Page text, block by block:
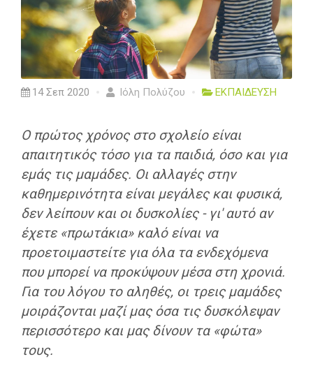
14 Σεπ 2020 Ιόλη Πολύζου ΕΚΠΑΙΔΕΥΣΗ
Ο πρώτος χρόνος στο σχολείο είναι
απαιτητικός τόσο για τα παιδιά, όσο και για
εμάς τις μαμάδες. Οι αλλαγές στην
καθημερινότητα είναι μεγάλες και φυσικά,
δεν λείπουν και οι δυσκολίες - γι' αυτό αν
έχετε «πρωτάκια» καλό είναι να
προετοιμαστείτε για όλα τα ενδεχόμενα
που μπορεί να προκύψουν μέσα στη χρονιά.
Για του λόγου το αληθές, οι τρεις μαμάδες
μοιράζονται μαζί μας όσα τις δυσκόλεψαν
περισσότερο και μας δίνουν τα «φώτα»
τους.